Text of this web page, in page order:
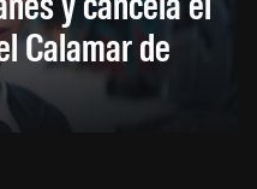
Calamar de